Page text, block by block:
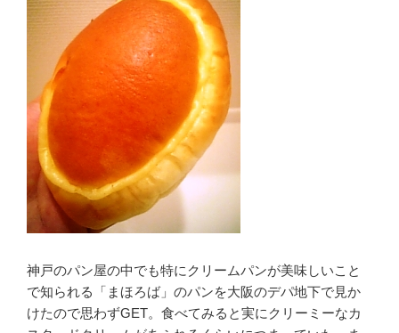
神戸のパン屋の中でも特にクリームパンが美味しいこと
で知られる「まほろば」のパンを大阪のデパ地下で見か
けたので思わずGET。食べてみると実にクリーミーなカ